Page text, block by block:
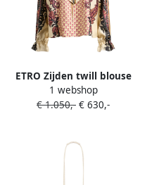
ETRO Zijden twill blouse
met zijden sjaal en
geometrisch bloemen-
1 webshop
€ 1.050,- € 630,-